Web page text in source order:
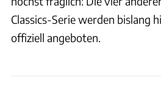
Classics-Serie werden bislang
offiziell angeboten.